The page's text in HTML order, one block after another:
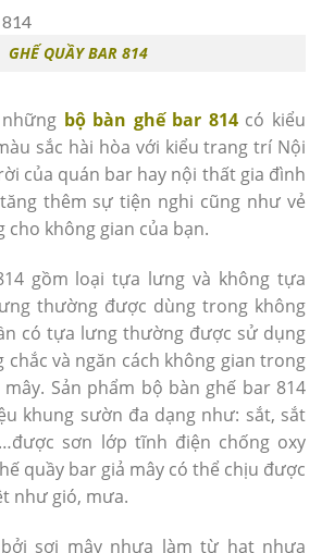
GHẾ QUẦY BAR 814
bộ bàn ghế bar 814 có kiểu
sắc hài hòa với kiểu trang trí Nội
của quán bar hay nội thất gia đình
thêm sự tiện nghi cũng như vẻ
cho không gian của bạn.
gồm loại tựa lưng và không tựa
thường được dùng trong không
có tựa lưng thường được sử dụng
chắc và ngăn cách không gian trong
Sản phẩm bộ bàn ghế bar 814
khung sườn đa dạng như: sắt, sắt
sơn lớp tĩnh điện chống oxy
quầy bar giả mây có thể chịu được
như gió, mưa.
sợi mây nhựa làm từ hạt nhựa